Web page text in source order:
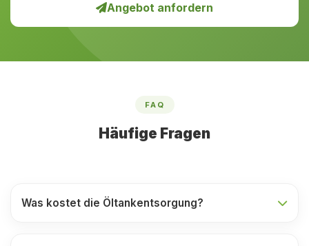
Angebot anfordern
FAQ
Häufige Fragen
Was kostet die Öltankentsorgung?